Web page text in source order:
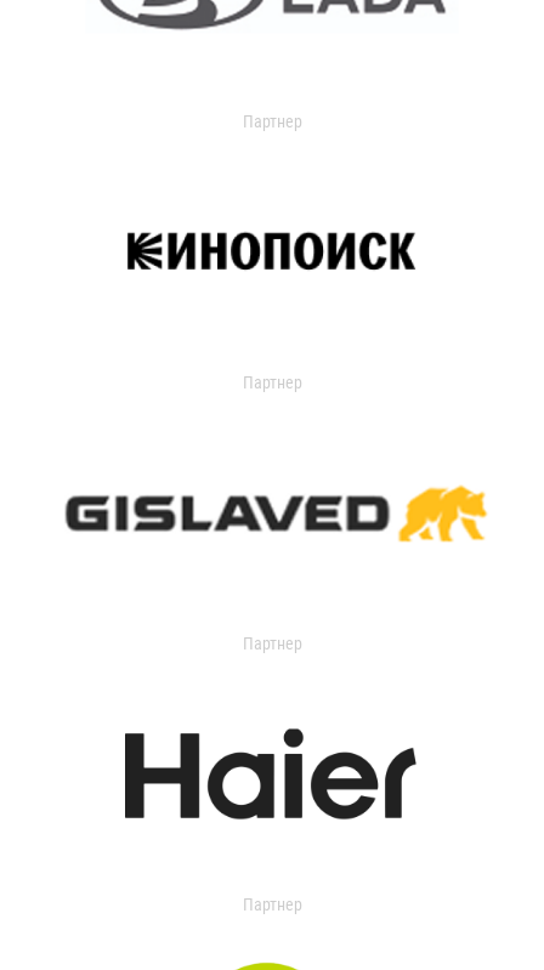
Партнер
Партнер
Партнер
Партнер